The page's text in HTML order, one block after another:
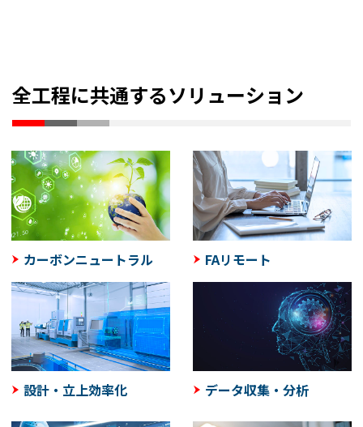
全工程に共通するソリューション
カーボンニュートラル FAリモート
設計・立上効率化 データ収集・分析